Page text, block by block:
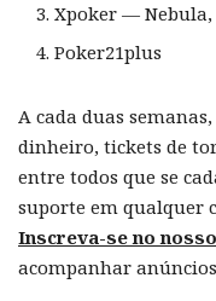
Xpoker — Nebula,
Poker21plus
A cada duas
dinheiro, tickets de
entre todos que se
suporte em qualquer
Inscreva-se no
acompanhar